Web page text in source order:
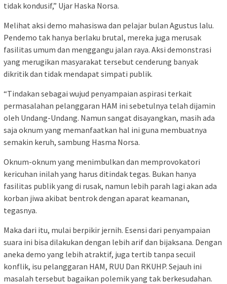
tidak kondusif,” Ujar Haska Norsa.
Melihat aksi demo mahasiswa dan pelajar bulan Agustus lalu.
Pendemo tak hanya berlaku brutal, mereka juga merusak
fasilitas umum dan menggangu jalan raya. Aksi demonstrasi
yang merugikan masyarakat tersebut cenderung banyak
dikritik dan tidak mendapat simpati publik.
“Tindakan sebagai wujud penyampaian aspirasi terkait
permasalahan pelanggaran HAM ini sebetulnya telah dijamin
oleh Undang-Undang. Namun sangat disayangkan, masih ada
saja oknum yang memanfaatkan hal ini guna membuatnya
semakin keruh, sambung Hasma Norsa.
Oknum-oknum yang menimbulkan dan memprovokatori
kericuhan inilah yang harus ditindak tegas. Bukan hanya
fasilitas publik yang di rusak, namun lebih parah lagi akan ada
korban jiwa akibat bentrok dengan aparat keamanan,
tegasnya.
Maka dari itu, mulai berpikir jernih. Esensi dari penyampaian
suara ini bisa dilakukan dengan lebih arif dan bijaksana. Dengan
aneka demo yang lebih atraktif, juga tertib tanpa secuil
konflik, isu pelanggaran HAM, RUU Dan RKUHP. Sejauh ini
masalah tersebut bagaikan polemik yang tak berkesudahan.